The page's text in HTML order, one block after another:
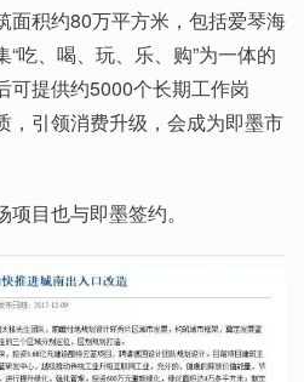
面积约80万平方米，包括爱琴海
吃、喝、玩、乐、购”为一体的
可提供约5000个长期工作岗
，引领消费升级，会成为即墨市
目也与即墨签约。